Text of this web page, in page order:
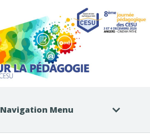
Navigation Menu